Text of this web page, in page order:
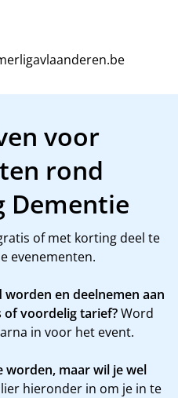
voor
rond
Dementie
of met korting deel te
evenementen.
worden en deelnemen aan
voordelig tarief?Word
in voor het event.
worden, maar wil je wel
hieronder in om je in te